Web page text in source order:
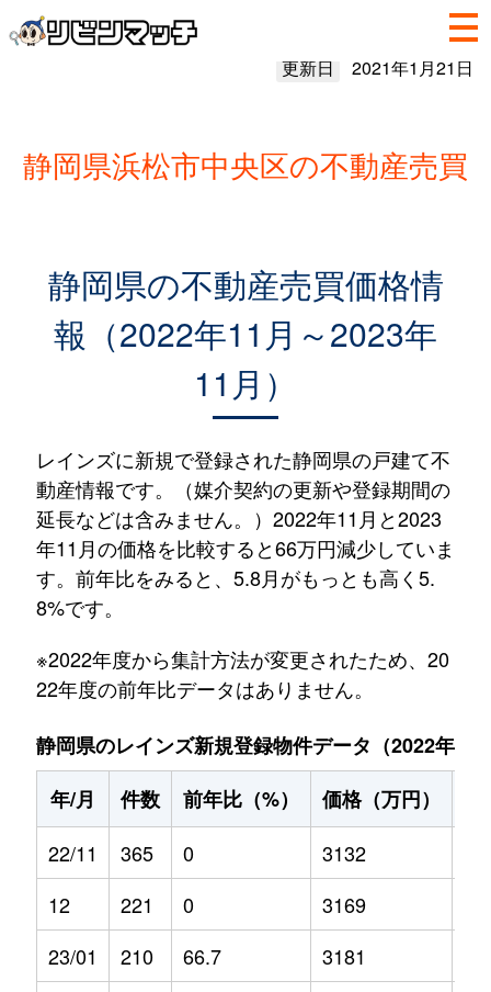
更新日 2021年1月21日
静岡県浜松市中央区の不動産売買
静岡県の不動産売買価格情
報（2022年11月～2023年
11月）
レインズに新規で登録された静岡県の戸建て不
動産情報です。（媒介契約の更新や登録期間の
延長などは含みません。）2022年11月と2023
年11月の価格を比較すると66万円減少していま
す。前年比をみると、5.8月がもっとも高く5.
8%です。
※2022年度から集計方法が変更されたため、20
22年度の前年比データはありません。
静岡県のレインズ新規登録物件データ（2022年11
年/月
件数 前年比（%） 価格（万円）
22/11
365 0 3132
12
221 0 3169
23/01
210 66.7 3181